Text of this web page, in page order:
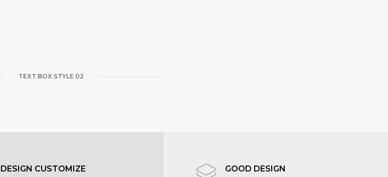
TEXT BOX STYLE 02
EASY CODE
DESIGN CUSTOMIZE HIGH QUALITY
GOOD DESIGN